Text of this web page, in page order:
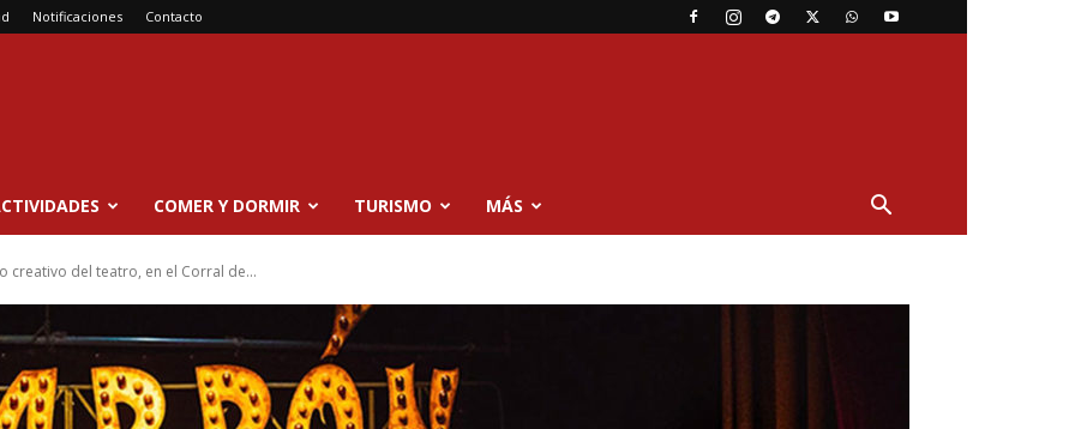
Notificaciones Contacto
COMER Y DORMIR TURISMO MÁS
creativo del teatro, en el Corral de...